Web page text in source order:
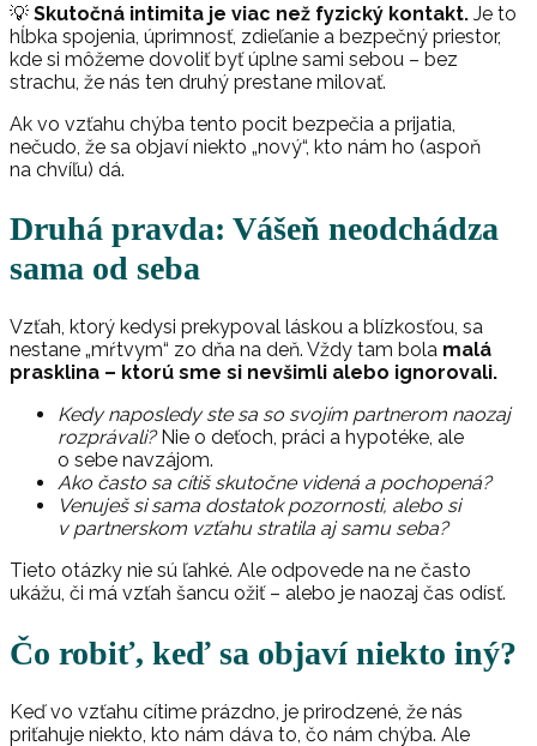
💡 Skutočná intimita je viac než fyzický kontakt. Je to
hĺbka spojenia, úprimnosť, zdieľanie a bezpečný priestor,
kde si môžeme dovoliť byť úplne sami sebou – bez
strachu, že nás ten druhý prestane milovať.
Ak vo vzťahu chýba tento pocit bezpečia a prijatia,
nečudo, že sa objaví niekto „nový“, kto nám ho (aspoň
na chvíľu) dá.
Druhá pravda: Vášeň neodchádza
sama od seba
Vzťah, ktorý kedysi prekypoval láskou a blízkosťou, sa
nestane „mŕtvym“ zo dňa na deň. Vždy tam bola malá
prasklina – ktorú sme si nevšimli alebo ignorovali.
Kedy naposledy ste sa so svojím partnerom naozaj
rozprávali? Nie o deťoch, práci a hypotéke, ale
o sebe navzájom.
Ako často sa cítiš skutočne videná a pochopená?
Venuješ si sama dostatok pozornosti, alebo si
v partnerskom vzťahu stratila aj samu seba?
Tieto otázky nie sú ľahké. Ale odpovede na ne často
ukážu, či má vzťah šancu ožiť – alebo je naozaj čas odísť.
Čo robiť, keď sa objaví niekto iný?
Keď vo vzťahu cítime prázdno, je prirodzené, že nás
priťahuje niekto, kto nám dáva to, čo nám chýba. Ale